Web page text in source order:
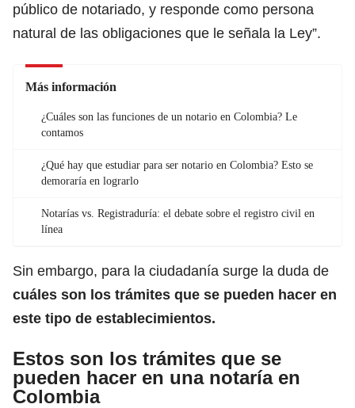
público de notariado, y responde como persona
natural de las obligaciones que le señala la Ley”.
Más información
¿Cuáles son las funciones de un notario en Colombia? Le
contamos
¿Qué hay que estudiar para ser notario en Colombia? Esto se
demoraría en lograrlo
Notarías vs. Registraduría: el debate sobre el registro civil en
línea
Sin embargo, para la ciudadanía surge la duda de
cuáles son los trámites que se pueden hacer en
este tipo de establecimientos.
Estos son los trámites que se
pueden hacer en una notaría en
Colombia